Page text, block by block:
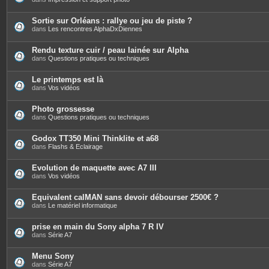
Sortie sur Orléans : rallye ou jeu de piste ?
dans Les rencontres AlphaDxDiennes
Rendu texture cuir / peau lainée sur Alpha
dans Questions pratiques ou techniques
Le printemps est là
dans Vos vidéos
Photo grossesse
dans Questions pratiques ou techniques
Godox TT350 Mini Thinklite et a68
dans Flashs & Eclairage
Evolution de maquette avec A7 III
dans Vos vidéos
Equivalent calMAN sans devoir débourser 2500€ ?
dans Le matériel informatique
prise en main du Sony alpha 7 R IV
dans Série A7
Menu Sony
dans Série A7